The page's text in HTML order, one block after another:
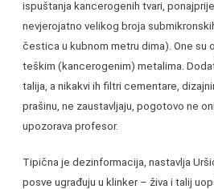
ispuštanja kancerogenih tvari,
nevjerojatno velikog broja
čestica u kubnom metru dima). One su
teškim (kancerogenim) metalima.
talija, a nikakvi ih filtri cementare,
prašinu, ne zaustavljaju, pogotovo ne
upozorava profesor.
Tipična je dezinformacija, nastavlja
posve ugrađuju u klinker – živa i talij